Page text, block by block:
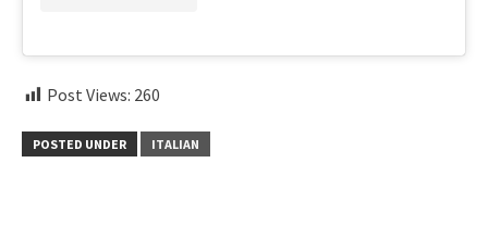
Post Views: 260
POSTED UNDER ITALIAN